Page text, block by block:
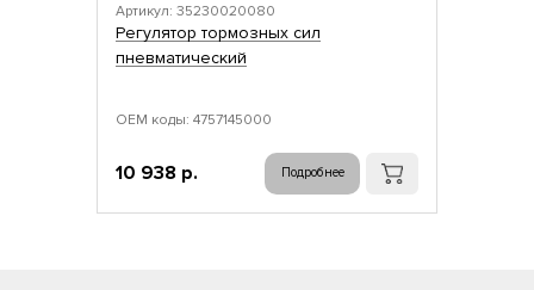
Артикул: 35230020080
Регулятор тормозных сил
пневматический
ОЕМ коды: 4757145000
10 938 р. Подробнее